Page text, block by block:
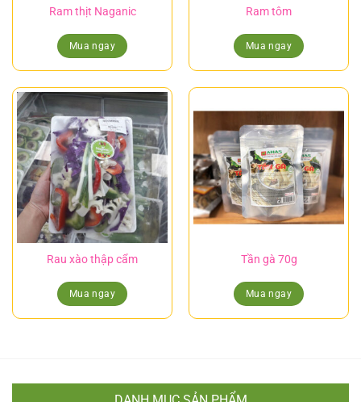
Ram thịt Naganic
Mua ngay
Ram tôm
Mua ngay
Rau xào thập cẩm
Mua ngay
Tần gà 70g
Mua ngay